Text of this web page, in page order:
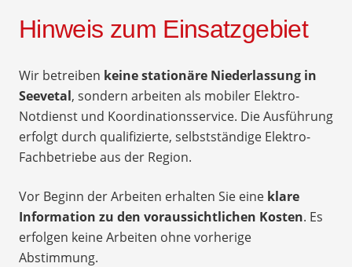
Hinweis zum Einsatzgebiet
Wir betreiben keine stationäre Niederlassung in
Seevetal, sondern arbeiten als mobiler Elektro-
Notdienst und Koordinationsservice. Die Ausführung
erfolgt durch qualifizierte, selbstständige Elektro-
Fachbetriebe aus der Region.
Vor Beginn der Arbeiten erhalten Sie eine klare
Information zu den voraussichtlichen Kosten. Es
erfolgen keine Arbeiten ohne vorherige
Abstimmung.